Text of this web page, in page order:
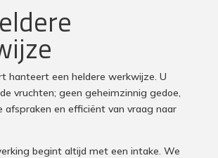
hanteert een heldere werkwijze. U
vruchten; geen geheimzinnig gedoe,
afspraken en efficiënt van vraag naar
begint altijd met een intake. We